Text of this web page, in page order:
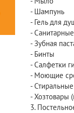
- Шампунь
- Гель для
-
- Зубная
- Бинты
- Салфетки
- Моющие
-
- Хозтовары
3.